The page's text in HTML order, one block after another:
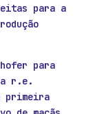
para a
para
r.e.
primeira